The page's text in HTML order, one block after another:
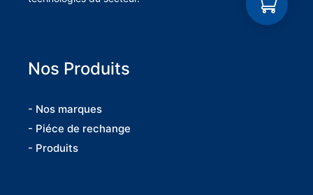
Nos Produits
- Nos marques
- Piéce de rechange
- Produits